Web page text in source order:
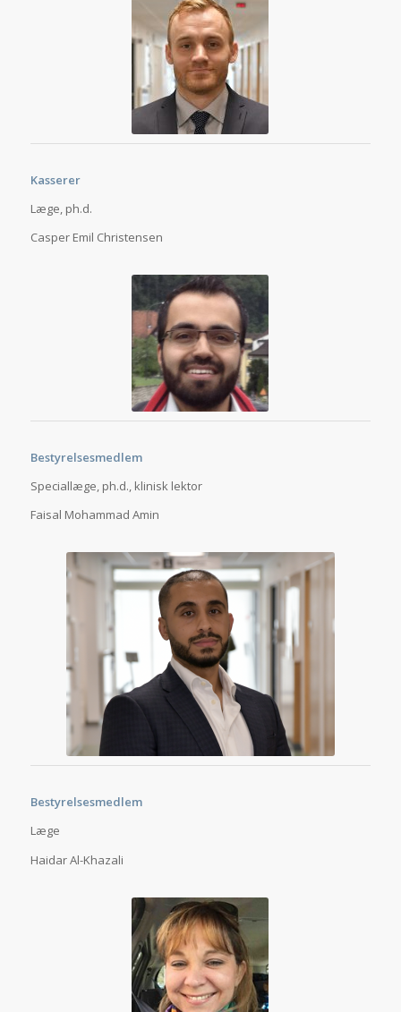
Kasserer
Læge, ph.d.
Casper Emil Christensen
Bestyrelsesmedlem
Speciallæge, ph.d., klinisk lektor
Faisal Mohammad Amin
Bestyrelsesmedlem
Læge
Haidar Al-Khazali